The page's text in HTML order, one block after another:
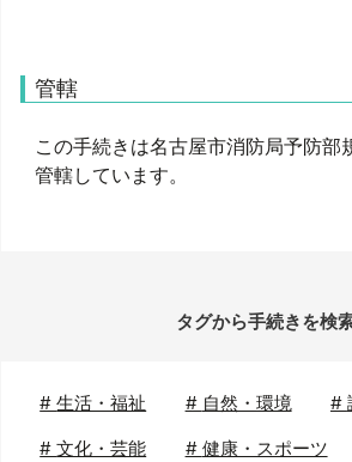
管轄
この手続きは名古屋市消防局予防部
管轄しています。
タグから手続きを検
#生活・福祉 # 自然・環境 #
#文化・芸能 # 健康・スポーツ